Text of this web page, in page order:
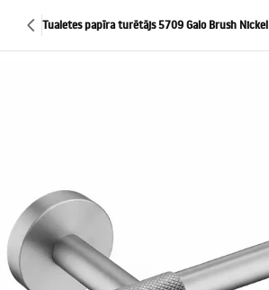
Tualetes papīra turētājs 5709 Galo Brush Nickel